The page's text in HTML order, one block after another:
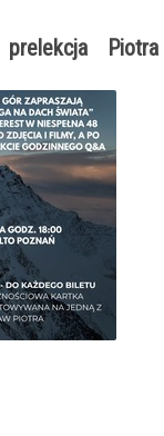
Piotra